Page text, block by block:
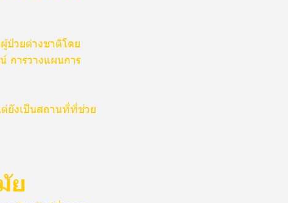
ป่วยต่างชาติโดย
การวางแผนการ
ยังเป็นสถานที่ที่ช่วย
ย